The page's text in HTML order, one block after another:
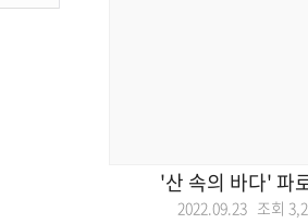
'산 속의 바다' 파
2022.09.23 조회